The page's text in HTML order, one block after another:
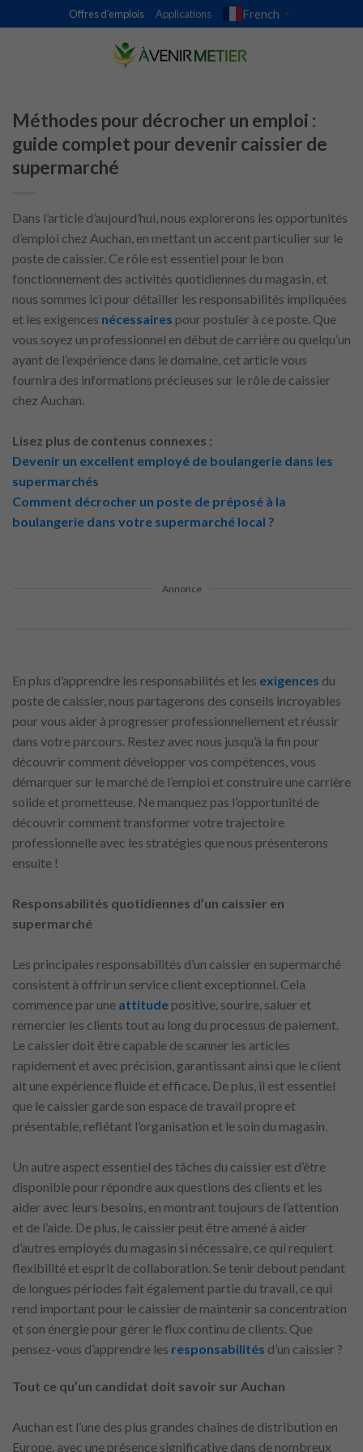
to
Offres d’emplois Applications French ▼
Méthodes pour décrocher un emploi :
guide complet pour devenir caissier de
supermarché
Dans l’article d’aujourd’hui, nous explorerons les opportunités
d’emploi chez Auchan, en mettant un accent particulier sur le
poste de caissier. Ce rôle est essentiel pour le bon
fonctionnement des activités quotidiennes du magasin, et
nous sommes ici pour détailler les responsabilités impliquées
et les exigences nécessaires pour postuler à ce poste. Que
vous soyez un professionnel en début de carrière ou quelqu’un
ayant de l’expérience dans le domaine, cet article vous
fournira des informations précieuses sur le rôle de caissier
chez Auchan.
Lisez plus de contenus connexes :
Devenir un excellent employé de boulangerie dans les
supermarchés
Comment décrocher un poste de préposé à la
boulangerie dans votre supermarché local ?
Annonce
En plus d’apprendre les responsabilités et les exigences du
poste de caissier, nous partagerons des conseils incroyables
pour vous aider à progresser professionnellement et réussir
dans votre parcours. Restez avec nous jusqu’à la fin pour
découvrir comment développer vos compétences, vous
démarquer sur le marché de l’emploi et construire une carrière
solide et prometteuse. Ne manquez pas l’opportunité de
découvrir comment transformer votre trajectoire
professionnelle avec les stratégies que nous présenterons
ensuite !
Responsabilités quotidiennes d’un caissier en
supermarché
Les principales responsabilités d’un caissier en supermarché
consistent à offrir un service client exceptionnel. Cela
commence par une attitude positive, sourire, saluer et
remercier les clients tout au long du processus de paiement.
Le caissier doit être capable de scanner les articles
rapidement et avec précision, garantissant ainsi que le client
ait une expérience fluide et efficace. De plus, il est essentiel
que le caissier garde son espace de travail propre et
présentable, reflétant l’organisation et le soin du magasin.
Un autre aspect essentiel des tâches du caissier est d’être
disponible pour répondre aux questions des clients et les
aider avec leurs besoins, en montrant toujours de l’attention
et de l’aide. De plus, le caissier peut être amené à aider
d’autres employés du magasin si nécessaire, ce qui requiert
flexibilité et esprit de collaboration. Se tenir debout pendant
de longues périodes fait également partie du travail, ce qui
rend important pour le caissier de maintenir sa concentration
et son énergie pour gérer le flux continu de clients. Que
pensez-vous d’apprendre les responsabilités d’un caissier ?
Tout ce qu’un candidat doit savoir sur Auchan
Auchan est l’une des plus grandes chaînes de distribution en
Europe, avec une présence significative dans de nombreux